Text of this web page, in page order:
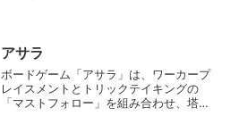
アサラ
ボードゲーム「アサラ」は、ワーカープ
レイスメントとトリックテイキングの
「マストフォロー」を組み合わせ、塔を